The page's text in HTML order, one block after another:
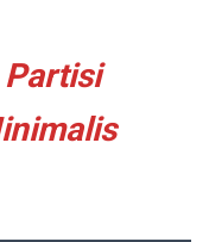
Partisi